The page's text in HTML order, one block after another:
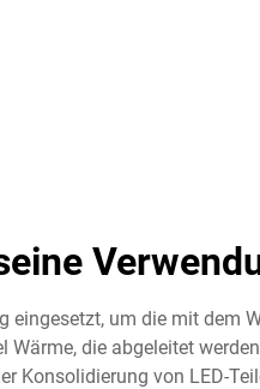
um die mit dem
die abgeleitet
Konsolidierung von LED-